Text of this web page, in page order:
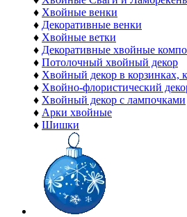
♦ Хвойные венки
♦ Декоративные венки
♦ Хвойные ветки
♦ Декоративные хвойные
♦ Потолочный хвойный декор
♦ Хвойный декор в корзинках,
♦ Хвойно-флористический
♦ Хвойный декор с лампочками
♦ Арки хвойные
♦ Шишки